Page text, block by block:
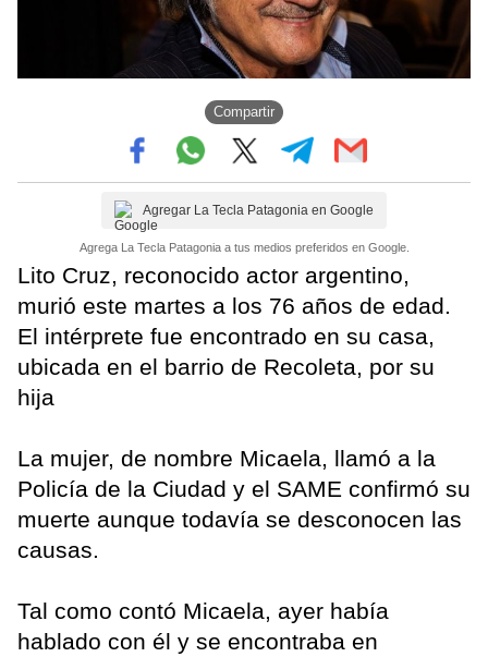
Compartir
Agregar La Tecla Patagonia en Google
Agrega La Tecla Patagonia a tus medios preferidos en Google.
Lito Cruz, reconocido actor argentino,
murió este martes a los 76 años de edad.
El intérprete fue encontrado en su casa,
ubicada en el barrio de Recoleta, por su
hija
La mujer, de nombre Micaela, llamó a la
Policía de la Ciudad y el SAME confirmó su
muerte aunque todavía se desconocen las
causas.
Tal como contó Micaela, ayer había
hablado con él y se encontraba en